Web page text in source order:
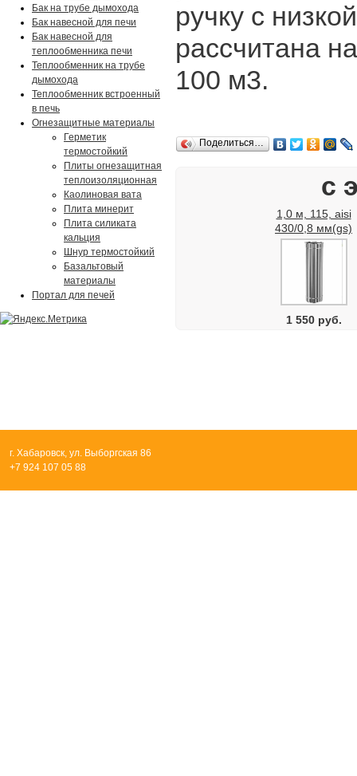
Бак на трубе дымохода
Бак навесной для печи
Бак навесной для
теплообменника печи
Теплообменник на трубе
дымохода
Теплообменник встроенный
в печь
Огнезащитные материалы
Герметик
термостойкий
Плиты огнезащитная
теплоизоляционная
Каолиновая вата
Плита минерит
Плита силиката
кальция
Шнур термостойкий
Базальтовый
материалы
Портал для печей
ручку с
рассчитана
100 м3.
Поделиться…
с
1,0 м, 115, aisi
430/0,8 мм(gs)
1 550 руб.
г. Хабаровск, ул. Выборгская 86
+7 924 107 05 88